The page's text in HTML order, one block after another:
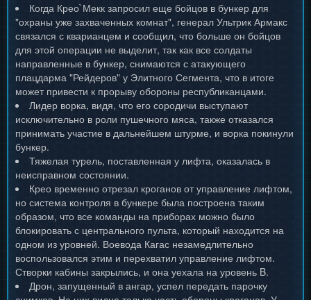
Когда Крео`Мекк запросил еще бойцов в бункер для
"охраны уже захваченных комнат", генерал Ультрик Армакс
связался с кварианцем и сообщил, что больше он бойцов
для этой операции не выделит, так как все солдаты
направленные в бункер, снимаются с атакующего
плацдарма "Рейдеров" у Элитного Сегмента, что в итоге
может привести к прорыву обороны республиканцами.
Лидер ворка, видя, что его сородичи выступают
исключительно в роли пушечного мяса, также отказался
принимать участие в дальнейшем штурме, и ворка покинули
бункер.
Тяжелая турель, поставленная у лифта, оказалась в
неисправном состоянии.
Крео временно отрезал кроганов от управление лифтом,
но система контроля в бункере была построена таким
образом, что все команды на приборах можно было
блокировать с центрального пульта, который находится на
одном из уровней. Воевода Кагас незамедлительно
воспользовался этим и перехватил управление лифтом.
Створки кабины закрылись, и она уехала на уровень B.
Дрон, запущенный в ангар, успел передать парочку